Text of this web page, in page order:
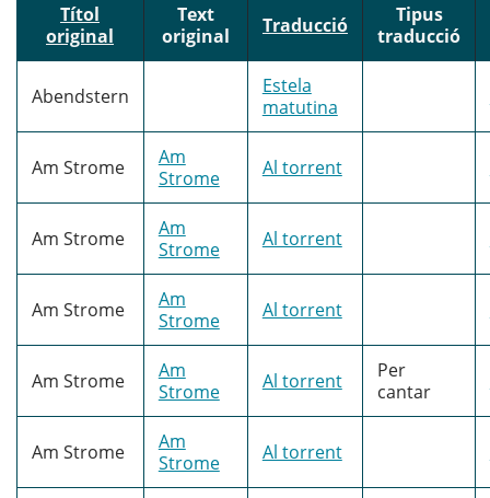
Títol
original
Text
original
Traducció
Tipus
traducció
Abendstern
Estela
matutina
Am Strome
Am
Strome
Al torrent
Am Strome
Am
Strome
Al torrent
Am Strome
Am
Strome
Al torrent
Am Strome
Am
Strome
Al torrent
Per
cantar
Am Strome
Am
Strome
Al torrent